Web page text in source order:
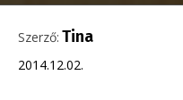
Szerző: Tina
2014.12.02.